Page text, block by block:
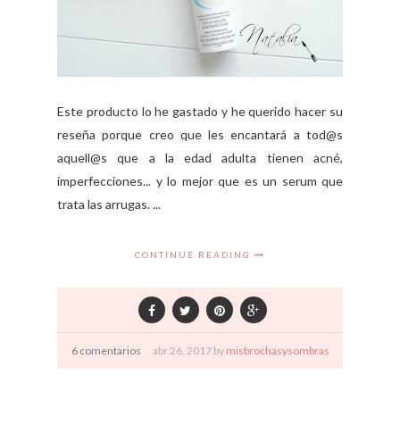
Este producto lo he gastado y he querido hacer su
reseña porque creo que les encantará a tod@s
aquell@s que a la edad adulta tienen acné,
imperfecciones... y lo mejor que es un serum que
trata las arrugas. ...
CONTINUE READING
6 comentarios abr26, 2017 by misbrochasysombras